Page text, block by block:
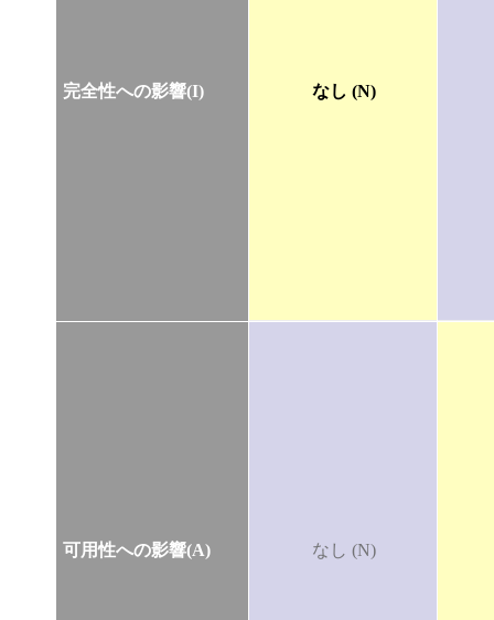
完全性への影響(I) なし (N)
可用性への影響(A) なし (N)